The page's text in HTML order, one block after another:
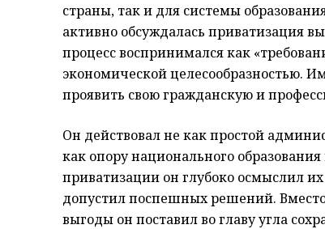
страны, так и для системы
активно обсуждалась приватизация
процесс воспринимался как
экономической целесообразностью.
проявить свою гражданскую и
Он действовал не как простой
как опору национального
приватизации он глубоко осмыслил
допустил поспешных решений.
выгоды он поставил во главу угла